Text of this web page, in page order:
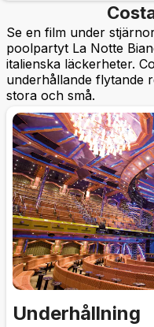
Se en film under
poolpartyt La Notte
italienska läckerheter.
underhållande flytande
stora och små.
Underhållning